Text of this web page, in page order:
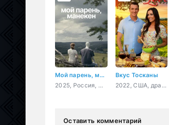
Мой парень, манекен
2025, Россия, мелодрама, фэнтези
Вкус Тосканы
2022, США, драма, мелодрама, комедия
Оставить комментарий